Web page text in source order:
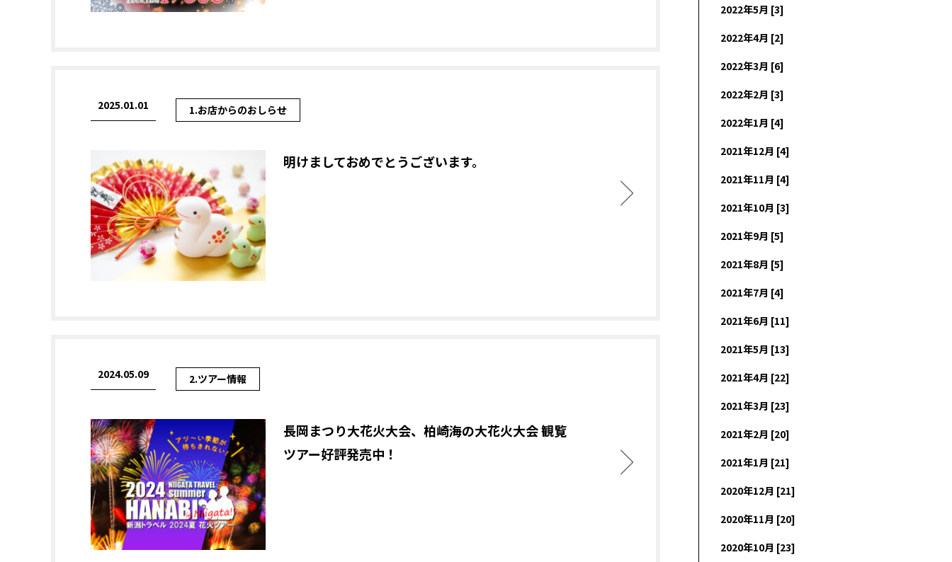
2025.01.01 1.お店からのおしらせ
明けましておめでとうございます。
2024.05.09 2.ツアー情報
長岡まつり大花火大会、柏崎海の大花火大会 観覧
ツアー好評発売中！
2022年5月 [3]
2022年4月 [2]
2022年3月 [6]
2022年2月 [3]
2022年1月 [4]
2021年12月 [4]
2021年11月 [4]
2021年10月 [3]
2021年9月 [5]
2021年8月 [5]
2021年7月 [4]
2021年6月 [11]
2021年5月 [13]
2021年4月 [22]
2021年3月 [23]
2021年2月 [20]
2021年1月 [21]
2020年12月 [21]
2020年11月 [20]
2020年10月 [23]